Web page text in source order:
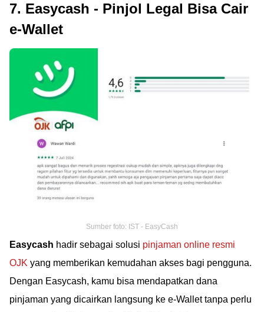
7. Easycash - Pinjol Legal Bisa Cair
e-Wallet
Sumber foto: IST - EasyCash
Easycash hadir sebagai solusi pinjaman online resmi
OJK yang memberikan kemudahan akses bagi pengguna.
Dengan Easycash, kamu bisa mendapatkan dana
pinjaman yang dicairkan langsung ke e-Wallet tanpa perlu